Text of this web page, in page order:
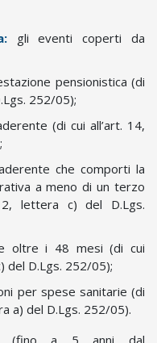
gli eventi coperti da
pensionistica (di
252/05);
(di cui all’art. 14,
che comporti la
a meno di un terzo
lettera c) del D.Lgs.
oltre i 48 mesi (di cui
del D.Lgs. 252/05);
per spese sanitarie (di
a) del D.Lgs. 252/05).
a 5 anni dal